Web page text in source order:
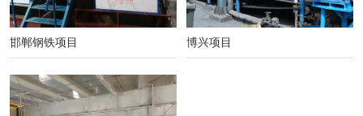
邯郸钢铁项目 博兴项目